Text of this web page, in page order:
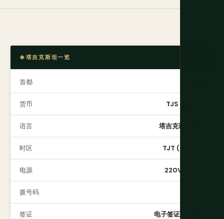
塔吉克斯坦一览
首都
货币 TJS (索莫尼)
语言 塔吉克语、俄语
时区 TJT (UTC+5)
电源 220V, C/F 型
拨号码
签证 电子签证 (~$50)